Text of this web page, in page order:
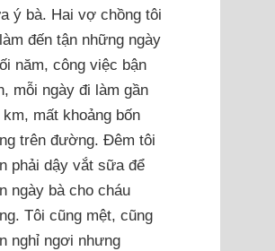
ý bà. Hai vợ chồng tôi
đến tận những ngày
năm, công việc bận
mỗi ngày đi làm gần
km, mất khoảng bốn
trên đường. Đêm tôi
phải dậy vắt sữa để
ngày bà cho cháu
Tôi cũng mệt, cũng
nghỉ ngơi nhưng